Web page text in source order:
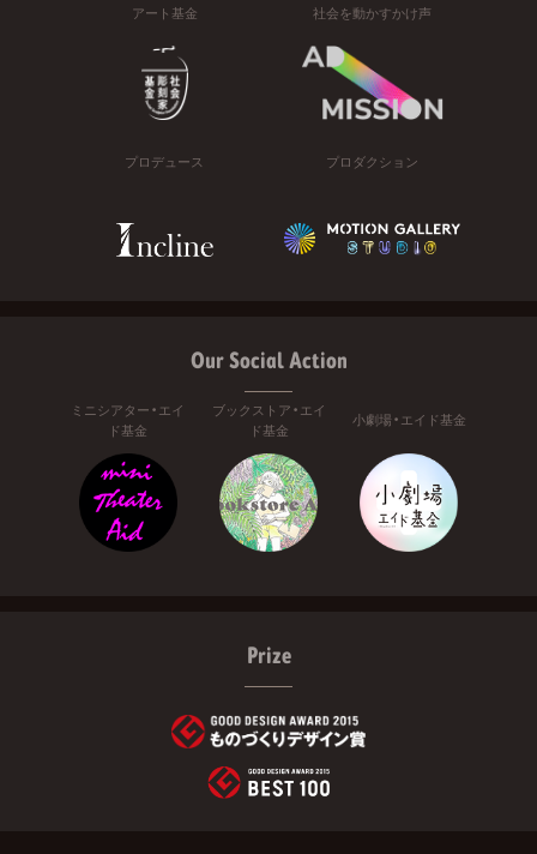
アート基金 社会を動かすかけ声
プロデュース プロダクション
Our Social Action
ミニシアター・エイ
ド基金
ブックストア・エイ
ド基金
小劇場・エイド基金
Prize